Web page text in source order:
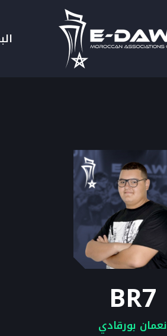
BR7
نعمان بورقادي